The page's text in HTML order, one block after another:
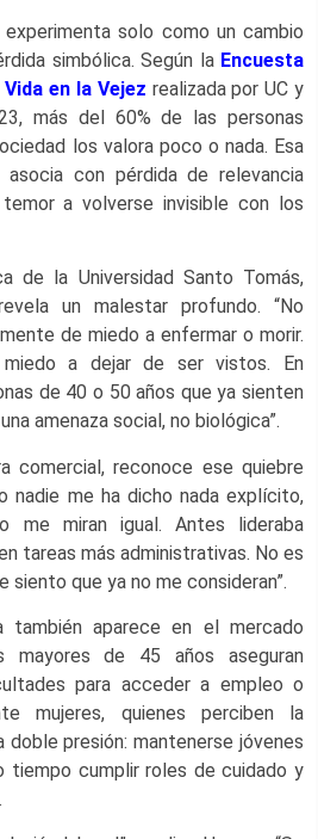
solo como un cambio
simbólica. Según la Encuesta
en la Vejez realizada por UC y
más del 60% de las personas
los valora poco o nada. Esa
con pérdida de relevancia
a volverse invisible con los
de la Universidad Santo Tomás,
un malestar profundo. “No
de miedo a enfermar o morir.
miedo a dejar de ser vistos. En
de 40 o 50 años que ya sienten
amenaza social, no biológica”.
comercial, reconoce ese quiebre
nadie me ha dicho nada explícito,
me miran igual. Antes lideraba
tareas más administrativas. No es
siento que ya no me consideran”.
también aparece en el mercado
mayores de 45 años aseguran
para acceder a empleo o
mujeres, quienes perciben la
presión: mantenerse jóvenes
tiempo cumplir roles de cuidado y